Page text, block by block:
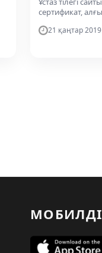
сертификат,
21 қаңтар 2019